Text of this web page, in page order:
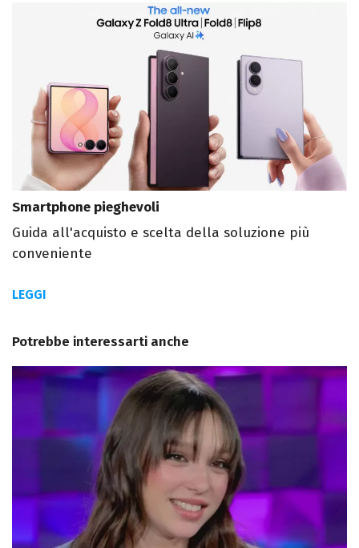
Smartphone pieghevoli
Guida all'acquisto e scelta della soluzione più
conveniente
LEGGI
Potrebbe interessarti anche